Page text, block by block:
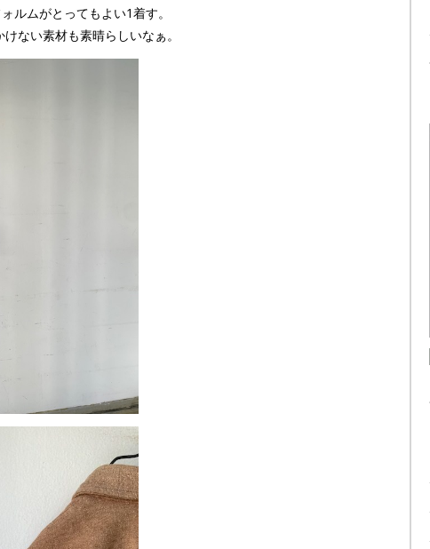
ルムがとってもよい1着す。
ない素材も素晴らしいなぁ。